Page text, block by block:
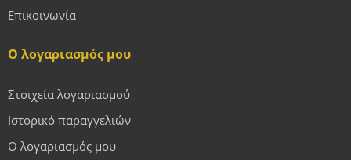
Επικοινωνία
Ο λογαριασμός μου
Στοιχεία λογαριασμού
Ιστορικό παραγγελιών
Ο λογαριασμός μου